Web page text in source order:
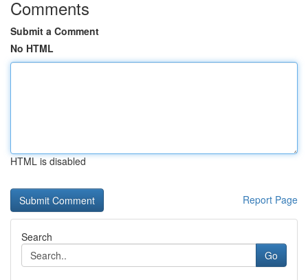
Comments
Submit a Comment
No HTML
HTML is disabled
Report Page
Search
Go